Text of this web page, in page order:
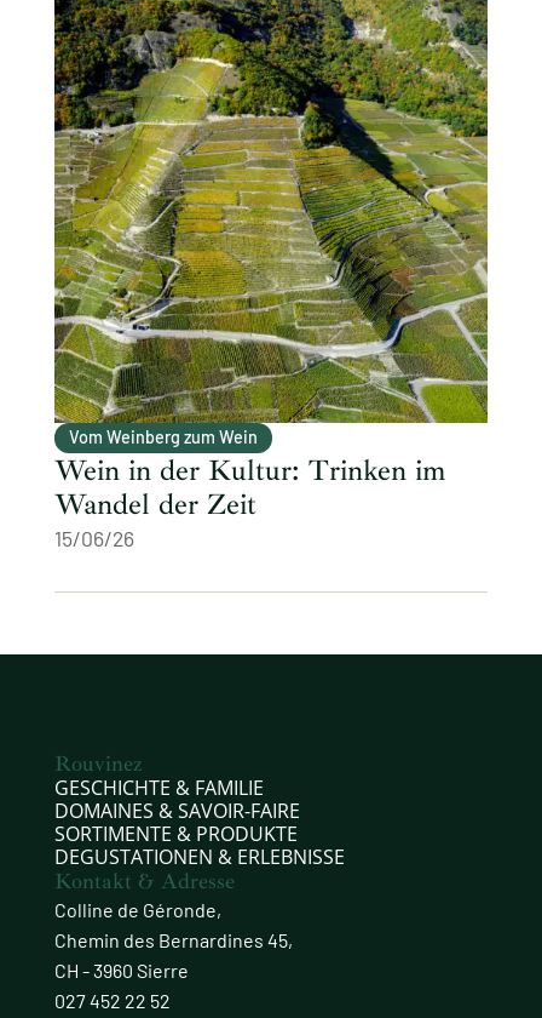
Vom Weinberg zum Wein
Wein in der Kultur: Trinken im
Wandel der Zeit
15/06/26
Rouvinez
GESCHICHTE & FAMILIE
DOMAINES & SAVOIR-FAIRE
SORTIMENTE & PRODUKTE
DEGUSTATIONEN & ERLEBNISSE
Kontakt & Adresse
Colline de Géronde,
Chemin des Bernardines 45,
CH - 3960 Sierre
027 452 22 52